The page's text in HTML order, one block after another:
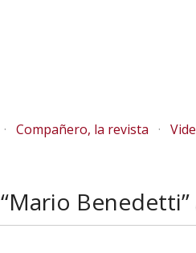
Compañero, la revista
Benedetti”